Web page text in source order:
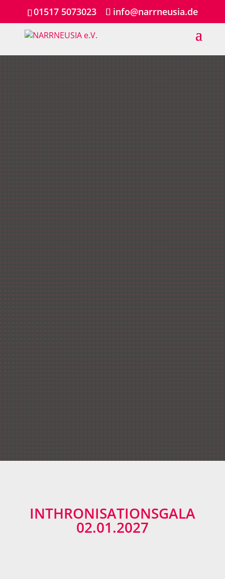
01517 5073023 info@narrneusia.de
INTHRONISATIONSGALA
02.01.2027